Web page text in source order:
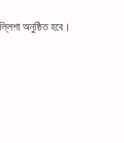
অনুষ্ঠিত হবে।